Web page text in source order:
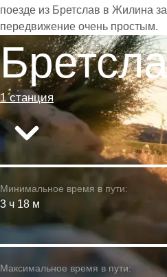
поезде из Бретслав в Жилина
передвижение очень простым.
1 станция
Минимальное время в пути:
3 ч 18 м
Максимальное время в пути: